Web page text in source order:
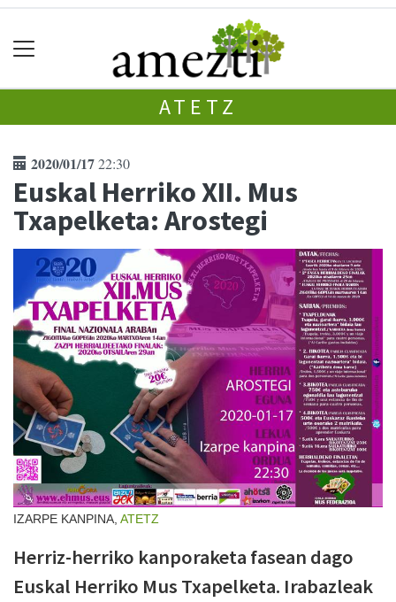
ATETZ
2020/01/1722:30
Euskal Herriko XII. Mus
Txapelketa: Arostegi
IZARPE KANPINA, ATETZ
Herriz-herriko kanporaketa fasean dago
Euskal Herriko Mus Txapelketa. Irabazleak